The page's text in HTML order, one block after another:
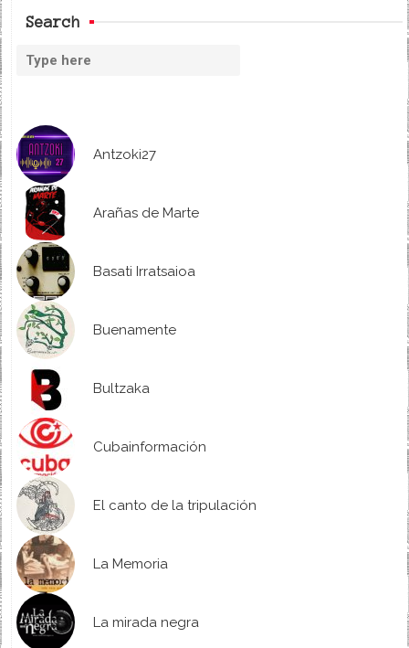
Search
Antzoki27
Arañas de Marte
Basati Irratsaioa
Buenamente
Bultzaka
Cubainformación
El canto de la tripulación
La Memoria
La mirada negra